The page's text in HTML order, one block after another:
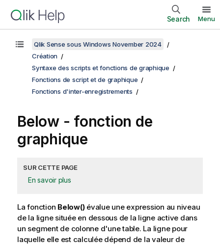
Search Menu
Qlik Sense sous Windows November 2024
Création
Syntaxe des scripts et fonctions de graphique
Fonctions de script et de graphique
Fonctions d'inter-enregistrements
Below- fonction de
graphique
SUR CETTE PAGE
En savoir plus
La fonction Below()évalue une expression au niveau
de la ligne située en dessous de la ligne active dans
un segment de colonne d'une table. La ligne pour
laquelle elle est calculée dépend de la valeur de